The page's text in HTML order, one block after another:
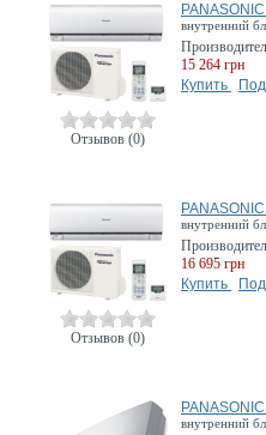
Отзывов (0)
внутренний
15 264 грн
Купить
Отзывов (0)
внутренний
16 695 грн
Купить
внутренний